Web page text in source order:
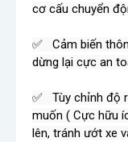
cơ cấu chuyển
✅   Cảm biến
dừng lại cực an
✅   Tùy chỉnh độ
muốn ( Cực hữu
lên, tránh ướt xe